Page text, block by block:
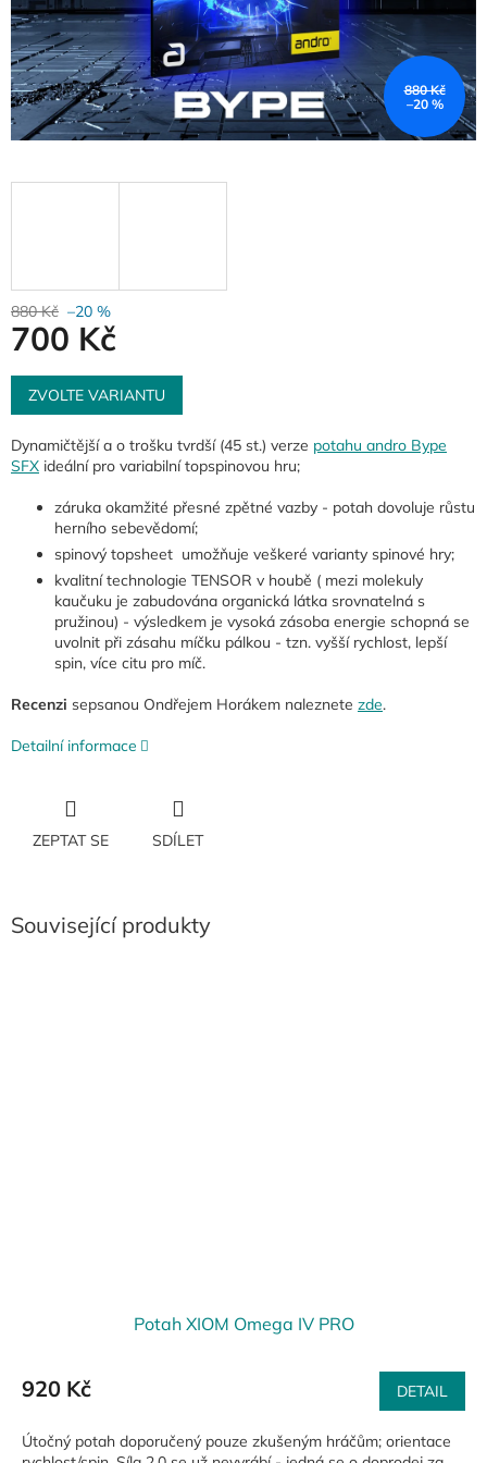
880 Kč
–20 %
880 Kč –20 %
700 Kč
Měrná
cena:
ZVOLTE VARIANTU
Dynamičtější a o trošku tvrdší (45 st.) verze potahu andro Bype
SFX ideální pro variabilní topspinovou hru;
záruka okamžité přesné zpětné vazby - potah dovoluje růstu
herního sebevědomí;
spinový topsheet umožňuje veškeré varianty spinové hry;
kvalitní technologie TENSOR v houbě ( mezi molekuly
kaučuku je zabudována organická látka srovnatelná s
pružinou) - výsledkem je vysoká zásoba energie schopná se
uvolnit při zásahu míčku pálkou - tzn. vyšší rychlost, lepší
spin, více citu pro míč.
Recenzi sepsanou Ondřejem Horákem naleznete zde.
Detailní informace
ZEPTAT SE SDÍLET
Související produkty
Potah XIOM Omega IV PRO
920 Kč DETAIL
Útočný potah doporučený pouze zkušeným hráčům; orientace